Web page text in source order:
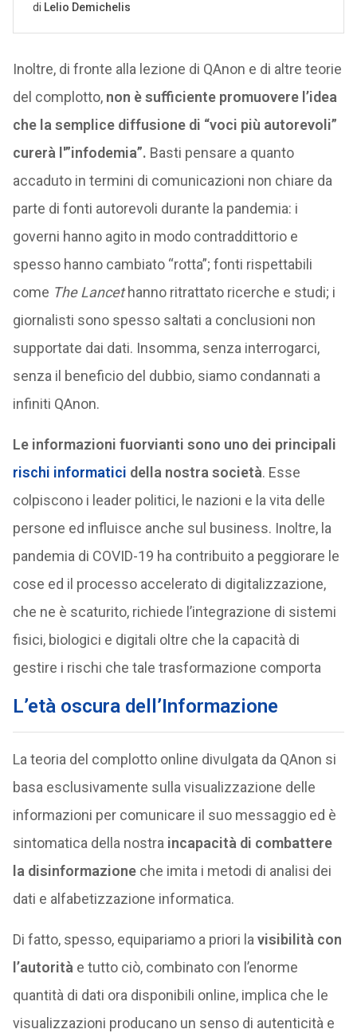
Inoltre, di fronte alla lezione di QAnon e di altre teorie
del complotto, non è sufficiente promuovere l’idea
che la semplice diffusione di “voci più autorevoli”
curerà l'”infodemia”. Basti pensare a quanto
accaduto in termini di comunicazioni non chiare da
parte di fonti autorevoli durante la pandemia: i
governi hanno agito in modo contraddittorio e
spesso hanno cambiato “rotta”; fonti rispettabili
come The Lancethanno ritrattato ricerche e studi; i
giornalisti sono spesso saltati a conclusioni non
supportate dai dati. Insomma, senza interrogarci,
senza il beneficio del dubbio, siamo condannati a
infiniti QAnon.
Le informazioni fuorvianti sono uno dei principali
rischi informatici della nostra società. Esse
colpiscono i leader politici, le nazioni e la vita delle
persone ed influisce anche sul business. Inoltre, la
pandemia di COVID-19 ha contribuito a peggiorare le
cose ed il processo accelerato di digitalizzazione,
che ne è scaturito, richiede l’integrazione di sistemi
fisici, biologici e digitali oltre che la capacità di
gestire i rischi che tale trasformazione comporta
L’età oscura dell’Informazione
La teoria del complotto online divulgata da QAnon si
basa esclusivamente sulla visualizzazione delle
informazioni per comunicare il suo messaggio ed è
sintomatica della nostra incapacità di combattere
la disinformazioneche imita i metodi di analisi dei
dati e alfabetizzazione informatica.
Di fatto, spesso, equipariamo a priori la visibilità con
l’autorità e tutto ciò, combinato con l’enorme
quantità di dati ora disponibili online, implica che le
visualizzazioni producano un senso di autenticità e